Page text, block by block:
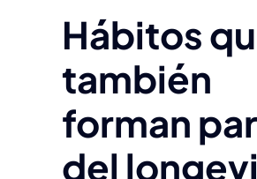
Hábitos
también
forman
del